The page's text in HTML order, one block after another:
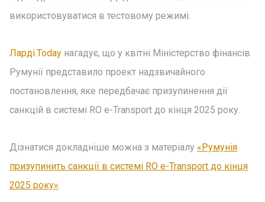
використовуватися в тестовому режимі.
Ларді.Today нагадує, що у квітні Міністерство фінансів
Румунії представило проект надзвичайного
постановлення, яке передбачає призупинення дії
санкцій в системі RO e-Transport до кінця 2025 року.
Дізнатися докладніше можна з матеріалу «Румунія
призупинить санкції в системі RO e-Transport до кінця
2025 року».